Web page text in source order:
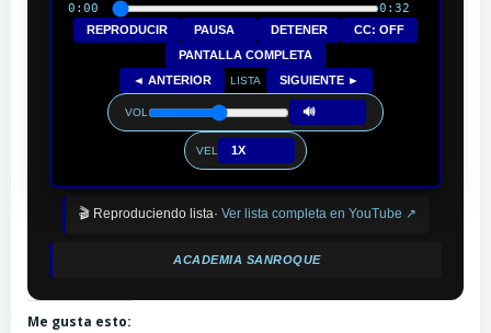
0:00 0:32
REPRODUCIR PAUSA DETENER
CC: OFF
PANTALLA COMPLETA
◄ ANTERIOR
LISTA SIGUIENTE ►
VOL 🔊
VEL 1X
🎬 Reproduciendo lista· Ver lista completa en YouTube ↗
ACADEMIA SANROQUE
Me gusta esto: